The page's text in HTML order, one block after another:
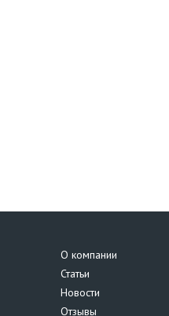
О компании
Статьи
Новости
Отзывы